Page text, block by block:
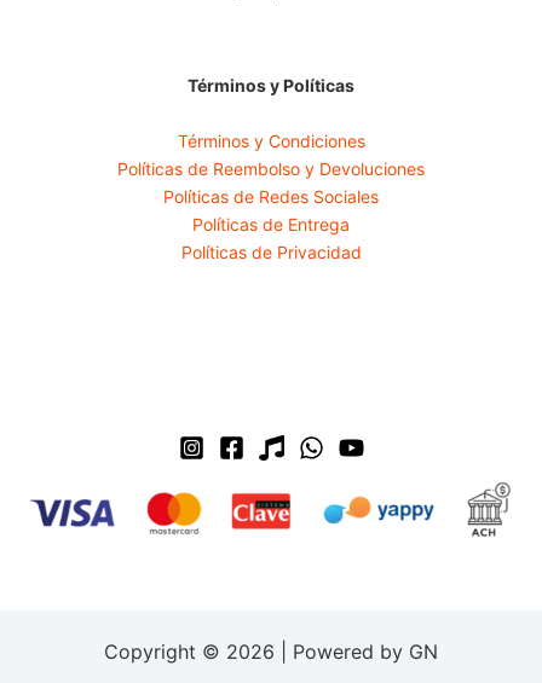
Términos y Políticas
Términos y Condiciones
Políticas de Reembolso y Devoluciones
Políticas de Redes Sociales
Políticas de Entrega
Políticas de Privacidad
Copyright © 2026 | Powered by GN